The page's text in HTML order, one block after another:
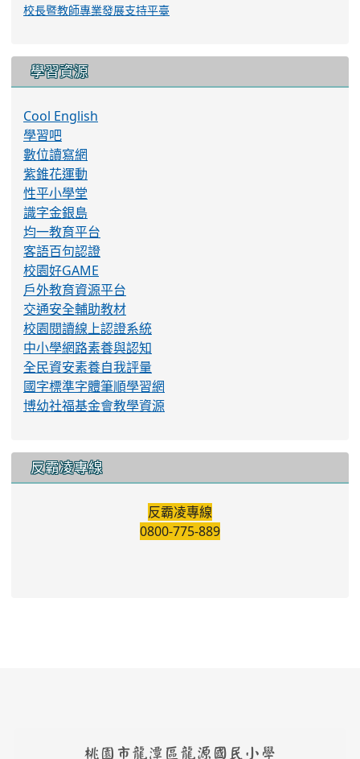
校長暨教師專業發展支持平臺
學習資源
Cool English
學習吧
數位讀寫網
紫錐花運動
性平小學堂
識字金銀島
均一教育平台
客語百句認證
校園好GAME
戶外教育資源平台
交通安全輔助教材
校園閱讀線上認證系統
中小學網路素養與認知
全民資安素養自我評量
國字標準字體筆順學習網
博幼社福基金會教學資源
反霸凌專線
反霸凌專線
0800-775-889
桃園市龍潭區龍源國民小學